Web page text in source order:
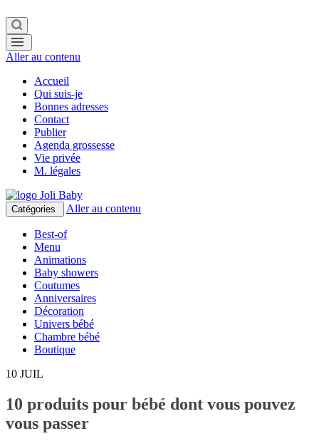
Aller au contenu
Accueil
Qui suis-je
Bonnes adresses
Contact
Publier
Agenda grossesse
Vie privée
M. légales
Catégories Aller au contenu
Best-of
Menu
Animations
Baby showers
Coutumes
Anniversaires
Décoration
Univers bébé
Chambre bébé
Boutique
10 JUIL
10 produits pour bébé dont vous pouvez
vous passer